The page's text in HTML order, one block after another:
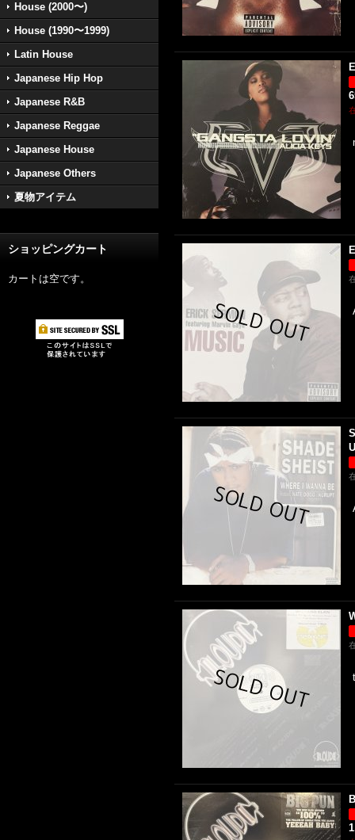
House (2000〜)
House (1990〜1999)
Latin House
Japanese Hip Hop
Japanese R&B
Japanese Reggae
Japanese House
Japanese Others
夏物アイテム
ショッピングカート
カートは空です。